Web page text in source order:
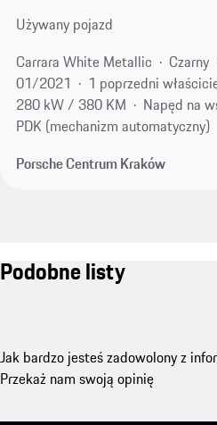
Używany pojazd
Carrara White Metallic
Czarny
01/2021
1 poprzedni
280 kW / 380 KM
Napęd na
PDK (mechanizm automatyczny)
Porsche Centrum Kraków
Podobne listy
Jak bardzo jesteś zadowolony z
Przekaż nam swoją opinię